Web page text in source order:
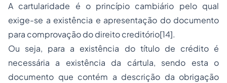
A cartularidade é o princípio cambiário pelo qual
exige-se a existência e apresentação do documento
para comprovação do direito creditório[14].
Ou seja, para a existência do título de crédito é
necessária a existência da cártula, sendo esta o
documento que contém a descrição da obrigação